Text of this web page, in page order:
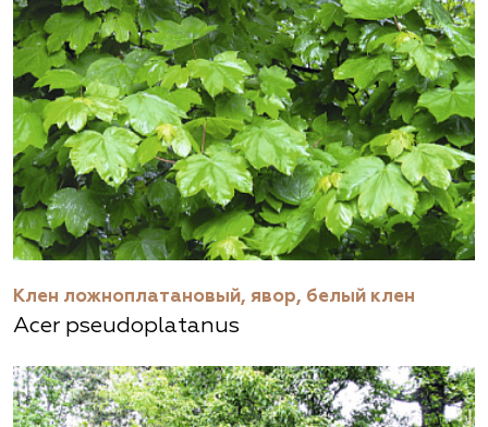
Клен ложноплатановый, явор, белый клен
Acer pseudoplatanus